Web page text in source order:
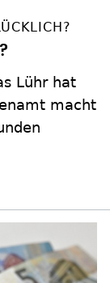
Lühr hat
macht